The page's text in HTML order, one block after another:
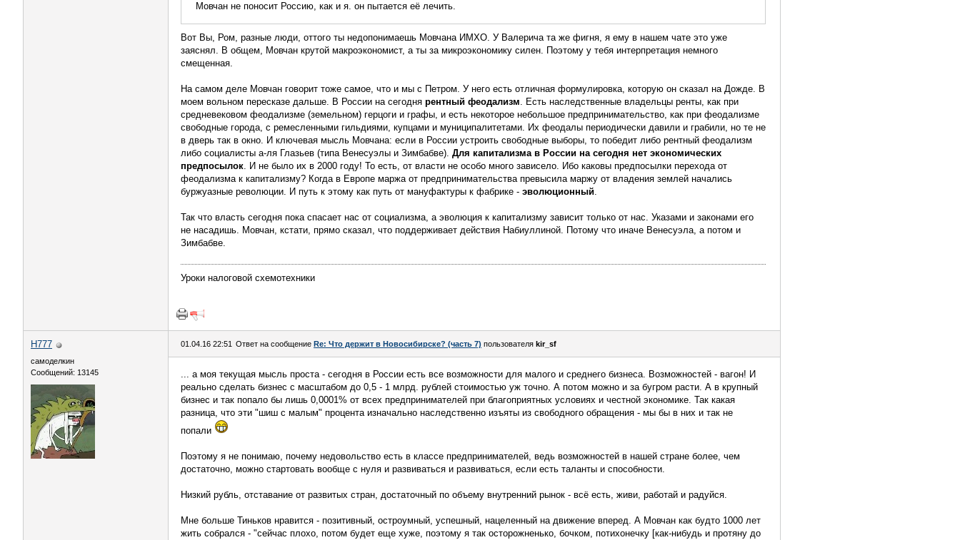
Мовчан не поносит Россию, как и я. он пытается её лечить.
Вот Вы, Ром, разные люди, оттого ты недопонимаешь Мовчана ИМХО. У Валерича та же фигня, я ему в нашем чате это уже
заяснял. В общем, Мовчан крутой макроэкономист, а ты за микроэкономику силен. Поэтому у тебя интерпретация немного
смещенная.
На самом деле Мовчан говорит тоже самое, что и мы с Петром. У него есть отличная формулировка, которую он сказал на Дожде. В
моем вольном пересказе дальше. В России на сегодня рентный феодализм. Есть наследственные владельцы ренты, как при
средневековом феодализме (земельном) герцоги и графы, и есть некоторое небольшое предпринимательство, как при феодализме
свободные города, с ремесленными гильдиями, купцами и муниципалитетами. Их феодалы периодически давили и грабили, но те не
в дверь так в окно. И ключевая мысль Мовчана: если в России устроить свободные выборы, то победит либо рентный феодализм
либо социалисты а-ля Глазьев (типа Венесуэлы и Зимбабве). Для капитализма в России на сегодня нет экономических
предпосылок. И не было их в 2000 году! То есть, от власти не особо много зависело. Ибо каковы предпосылки перехода от
феодализма к капитализму? Когда в Европе маржа от предпринимательства превысила маржу от владения землей начались
буржуазные революции. И путь к этому как путь от мануфактуры к фабрике - эволюционный.
Так что власть сегодня пока спасает нас от социализма, а эволюция к капитализму зависит только от нас. Указами и законами его
не насадишь. Мовчан, кстати, прямо сказал, что поддерживает действия Набиуллиной. Потому что иначе Венесуэла, а потом и
Зимбабве.
Уроки налоговой схемотехники
H777
самоделкин
Сообщений: 13145
01.04.16 22:51 Ответ на сообщение Re: Что держит в Новосибирске? (часть 7) пользователя kir_sf
... а моя текущая мысль проста - сегодня в России есть все возможности для малого и среднего бизнеса. Возможностей - вагон! И
реально сделать бизнес с масштабом до 0,5 - 1 млрд. рублей стоимостью уж точно. А потом можно и за бугром расти. А в крупный
бизнес и так попало бы лишь 0,0001% от всех предпринимателей при благоприятных условиях и честной экономике. Так какая
разница, что эти "шиш с малым" процента изначально наследственно изъяты из свободного обращения - мы бы в них и так не
попали
Поэтому я не понимаю, почему недовольство есть в классе предпринимателей, ведь возможностей в нашей стране более, чем
достаточно, можно стартовать вообще с нуля и развиваться и развиваться, если есть таланты и способности.
Низкий рубль, отставание от развитых стран, достаточный по объему внутренний рынок - всё есть, живи, работай и радуйся.
Мне больше Тиньков нравится - позитивный, остроумный, успешный, нацеленный на движение вперед. А Мовчан как будто 1000 лет
жить собрался - "сейчас плохо, потом будет еще хуже, поэтому я так осторожненько, бочком, потихонечку [как-нибудь и протяну до